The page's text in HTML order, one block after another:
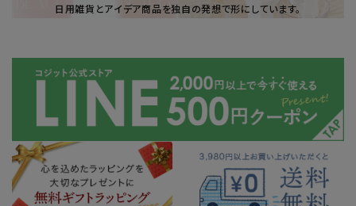
日用雑貨とアイデア商品を独自の発想で形にしています。